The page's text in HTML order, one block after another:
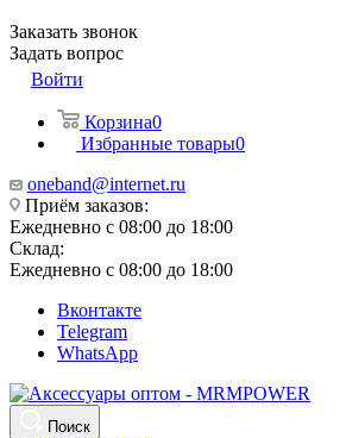
Заказать звонок
Задать вопрос
Войти
Корзина0
Избранные товары0
oneband@internet.ru
Приём заказов:
Ежедневно с 08:00 до 18:00
Склад:
Ежедневно с 08:00 до 18:00
Вконтакте
Telegram
WhatsApp
Поиск